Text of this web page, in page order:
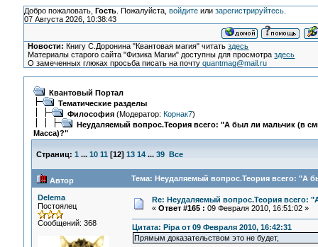
Добро пожаловать, Гость. Пожалуйста, войдитеили зарегистрируйтесь.
07 Августа 2026, 10:38:43
Новости: Книгу С.Доронина "Квантовая магия" читатьздесь
Материалы старого сайта "Физика Магии" доступны для просмотраздесь
О замеченных глюках просьба писать на почтуquantmag@mail.ru
Квантовый Портал
Тематические разделы
Философия(Модератор: Корнак7)
Неудаляемый вопрос.Теория всего: "А был ли мальчик (в
Масса)?"
Страниц: 1 ... 10 11 [12] 13 14 ... 39 Все
Автор Тема: Неудаляемый вопрос.Теория всего: "А
Delema
Постоялец
Сообщений: 368
Re: Неудаляемый вопрос.Теория всего:
« Ответ #165 : 09 Февраля 2010, 16:51:02 »
Цитата: Pipa от 09 Февраля 2010, 16:42:31
Прямым доказательством это не будет,